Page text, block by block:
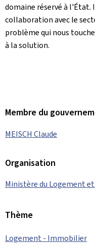
domaine réservé à
collaboration avec le
problème qui nous
à la solution.
Membre du
MEISCH Claude
Organisation
Ministère du Logement
Thème
Logement - Immobilier